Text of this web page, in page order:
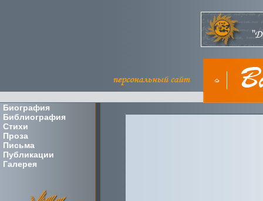
Биография
Библиография
Стихи
Проза
Письма
Публикации
Галерея